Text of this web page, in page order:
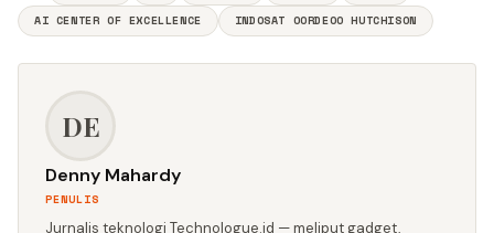
AI CENTER OF EXCELLENCE
INDOSAT OORDEOO HUTCHISON
DE
Denny Mahardy
PENULIS
Jurnalis teknologi Technologue.id — meliput gadget,